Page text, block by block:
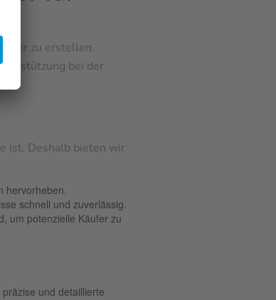
zu erstellen.
bei der
ist. Deshalb bieten wir
hervorheben.
schnell und zuverlässig.
um potenzielle Käufer zu
und detaillierte